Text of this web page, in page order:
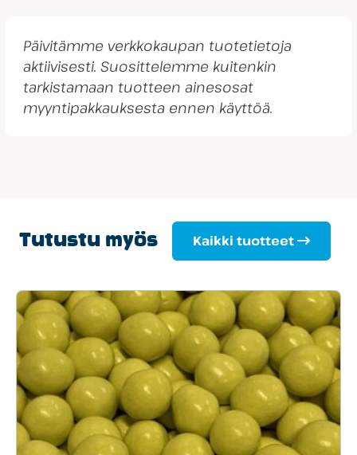
Päivitämme verkkokaupan tuotetietoja
aktiivisesti. Suosittelemme kuitenkin
tarkistamaan tuotteen ainesosat
myyntipakkauksesta ennen käyttöä.
Tutustu myös Kaikki tuotteet